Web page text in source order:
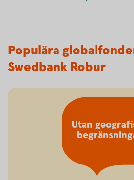
Populära
Swedbank Robur
Utan